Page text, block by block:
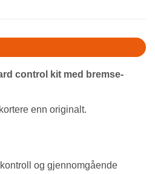
control kit med bremse-
enn originalt.
og gjennomgående